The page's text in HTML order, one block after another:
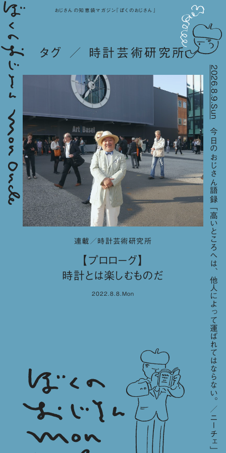
おじさんの知恵袋マガジン『ぼくのおじさん』
2026.8.9.Sun
今日のおじさん語録
「高いところへは、他人によって運ばれてはならない。／ニーチェ」
タグ ／ 時計芸術研究所
連載／時計芸術研究所
【プロローグ】
時計とは楽しむものだ
2022.8.8.Mon